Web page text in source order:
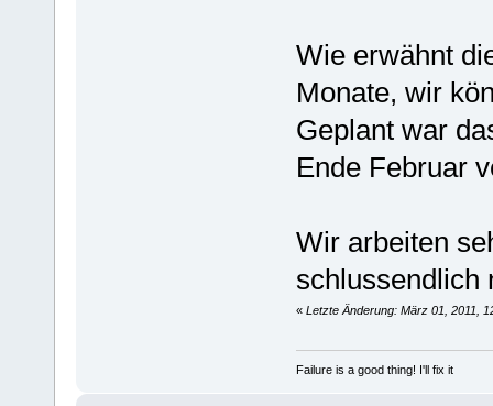
Wie erwähnt
Monate, wir
Geplant war
Ende Februar
Wir arbeiten
schlussendlich
« Letzte Änderung: März 01, 2011,
Failure is a good thing! I'll fix it